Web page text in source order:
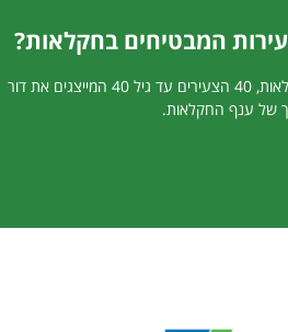
המבטיחים בחקלאות?
אות מיוחד של ועידת ישראל לחקלאות, 40 הצעירים עד גיל 40 המייצגים את דור
ענף החקלאות.
ישראל לחקלאות